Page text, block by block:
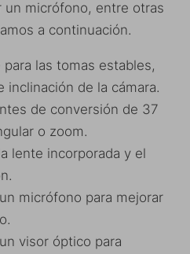
un micrófono, entre otras
a continuación.
las tomas estables,
inclinación de la cámara.
de conversión de 37
o zoom.
lente incorporada y el
micrófono para mejorar
visor óptico para